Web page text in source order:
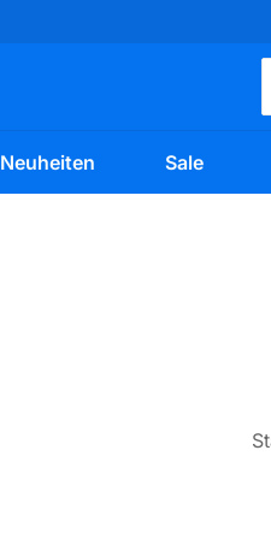
Neuheiten Sale